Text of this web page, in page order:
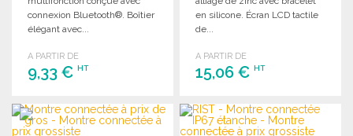
connexion Bluetooth®. Boîtier
élégant avec...
A PARTIR DE
9,33 € HT
COMMANDER
Demander un devis
en silicone. Écran LCD tactile
de...
A PARTIR DE
15,06 €HT
COMMANDER
Demander un devis